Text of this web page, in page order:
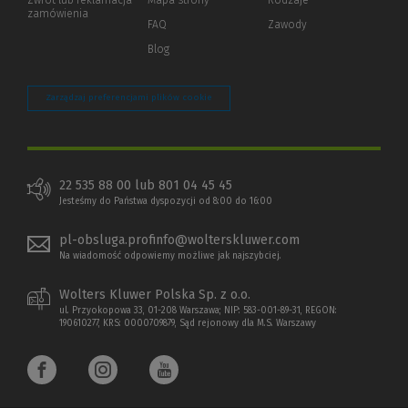
zamówienia
FAQ
Blog
Zawody
Zarządzaj preferencjami plików cookie
22 535 88 00 lub 801 04 45 45
Jesteśmy do Państwa dyspozycji od 8:00 do 16:00
pl-obsluga.profinfo@wolterskluwer.com
Na wiadomość odpowiemy możliwe jak najszybciej.
Wolters Kluwer Polska Sp. z o.o.
ul. Przyokopowa 33, 01-208 Warszawa; NIP: 583-001-89-31, REGON:
190610277, KRS: 0000709879, Sąd rejonowy dla M.S. Warszawy